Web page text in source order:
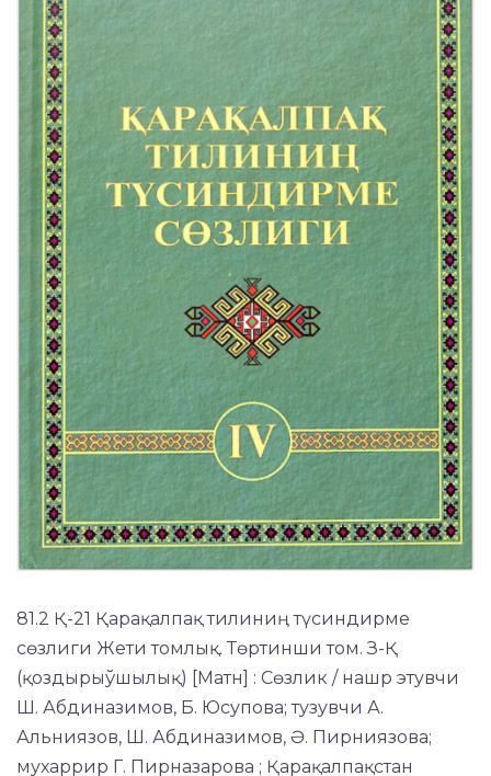
81.2 Қ-21 Қарақалпақ тилиниң түсиндирме
сөзлиги Жети томлық. Төртинши том. З-Қ
(қоздырыўшылық) [Матн] : Сөзлик / нашр этувчи
Ш. Абдиназимов, Б. Юсупова; тузувчи А.
Альниязов, Ш. Абдиназимов, Ә. Пирниязова;
мухаррир Г. Пирназарова ; Қарақалпақстан